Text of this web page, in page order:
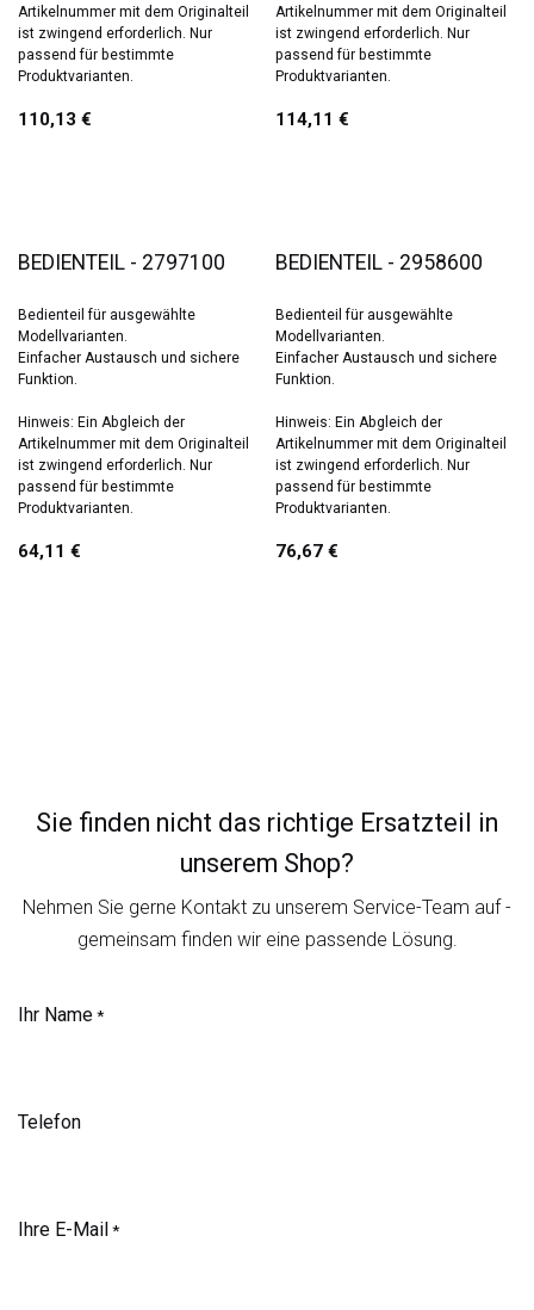
Artikelnummer mit dem Originalteil
ist zwingend erforderlich. Nur
passend für bestimmte
Produktvarianten.
110,13 €
Artikelnummer mit dem Originalteil
ist zwingend erforderlich. Nur
passend für bestimmte
Produktvarianten.
114,11 €
BEDIENTEIL - 2797100
Bedienteil für ausgewählte
Modellvarianten.
Einfacher Austausch und sichere
Funktion.
Hinweis: Ein Abgleich der
Artikelnummer mit dem Originalteil
ist zwingend erforderlich. Nur
passend für bestimmte
Produktvarianten.
64,11 €
BEDIENTEIL - 2958600
Bedienteil für ausgewählte
Modellvarianten.
Einfacher Austausch und sichere
Funktion.
Hinweis: Ein Abgleich der
Artikelnummer mit dem Originalteil
ist zwingend erforderlich. Nur
passend für bestimmte
Produktvarianten.
76,67 €
Sie finden nicht das richtige Ersatzteil in
unserem Shop?
Nehmen Sie gerne Kontakt zu unserem Service-Team auf -
gemeinsam finden wir eine passende Lösung.
Ihr Name*
Telefon
Ihre E-Mail*